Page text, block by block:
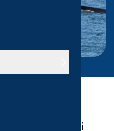
spesso
squali bianchi